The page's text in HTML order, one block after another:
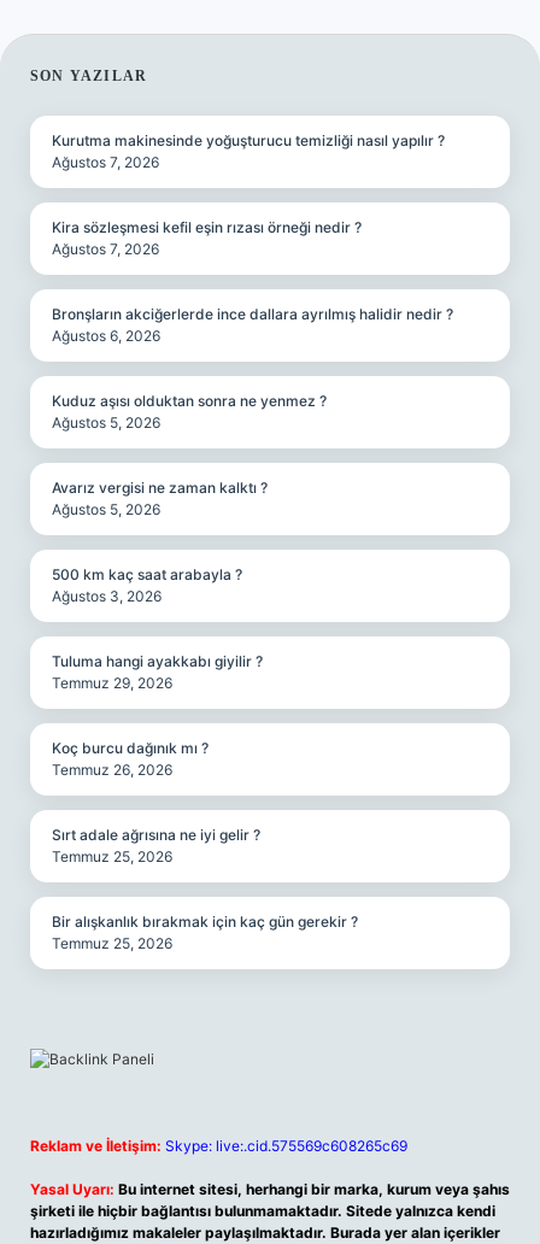
SIDEBAR
SON YAZILAR
Kurutma makinesinde yoğuşturucu temizliği nasıl yapılır ?
Ağustos 7, 2026
Kira sözleşmesi kefil eşin rızası örneği nedir ?
Ağustos 7, 2026
Bronşların akciğerlerde ince dallara ayrılmış halidir nedir ?
Ağustos 6, 2026
Kuduz aşısı olduktan sonra ne yenmez ?
Ağustos 5, 2026
Avarız vergisi ne zaman kalktı ?
Ağustos 5, 2026
500 km kaç saat arabayla ?
Ağustos 3, 2026
Tuluma hangi ayakkabı giyilir ?
Temmuz 29, 2026
Koç burcu dağınık mı ?
Temmuz 26, 2026
Sırt adale ağrısına ne iyi gelir ?
Temmuz 25, 2026
Bir alışkanlık bırakmak için kaç gün gerekir ?
Temmuz 25, 2026
Reklam ve İletişim: Skype: live:.cid.575569c608265c69
Yasal Uyarı: Bu internet sitesi, herhangi bir marka, kurum veya şahıs
şirketi ile hiçbir bağlantısı bulunmamaktadır. Sitede yalnızca kendi
hazırladığımız makaleler paylaşılmaktadır. Burada yer alan içerikler